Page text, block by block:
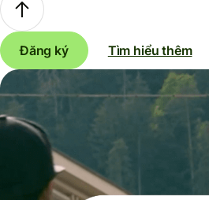
Đăng ký Tìm hiểu thêm